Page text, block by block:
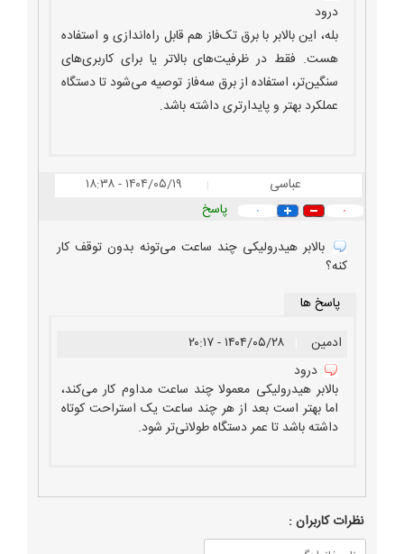
درود
بله، این بالابر با برق تک‌فاز هم قابل راه‌اندازی و استفاده
هست. فقط در ظرفیت‌های بالاتر یا برای کاربری‌های
سنگین‌تر، استفاده از برق سه‌فاز توصیه می‌شود تا دستگاه
عملکرد بهتر و پایدارتری داشته باشد.
عباسی | ۱۴۰۴/۰۵/۱۹ - ۱۸:۳۸
۰ ۰
پاسخ
بالابر هیدرولیکی چند ساعت می‌تونه بدون توقف کار
کنه؟
پاسخ ها
ادمین
۱۴۰۴/۰۵/۲۸ - ۲۰:۱۷
درود
بالابر هیدرولیکی معمولا چند ساعت مداوم کار می‌کند،
اما بهتر است بعد از هر چند ساعت یک استراحت کوتاه
داشته باشد تا عمر دستگاه طولانی‌تر شود.
نظرات كاربران :